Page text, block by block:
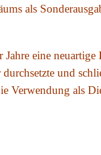
als
eine
und
Verwendung als